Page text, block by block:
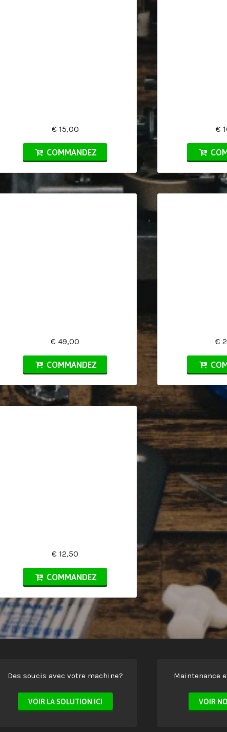
€ 15,00
COMMANDEZ
€
€ 49,00
COMMANDEZ
€
€ 12,50
COMMANDEZ
Des soucis avec votre machine?
VOIR LA SOLUTION ICI
Maintenance
VOIR